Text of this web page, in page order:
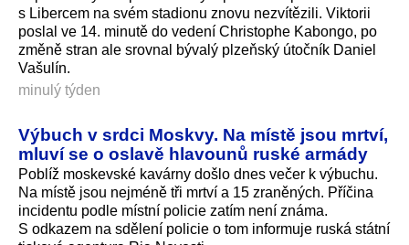
s Libercem na svém stadionu znovu nezvítězili. Viktorii
poslal ve 14. minutě do vedení Christophe Kabongo, po
změně stran ale srovnal bývalý plzeňský útočník Daniel
Vašulín.
minulý týden
Výbuch v srdci Moskvy. Na místě jsou mrtví,
mluví se o oslavě hlavounů ruské armády
Poblíž moskevské kavárny došlo dnes večer k výbuchu.
Na místě jsou nejméně tři mrtví a 15 zraněných. Příčina
incidentu podle místní policie zatím není známa.
S odkazem na sdělení policie o tom informuje ruská státní